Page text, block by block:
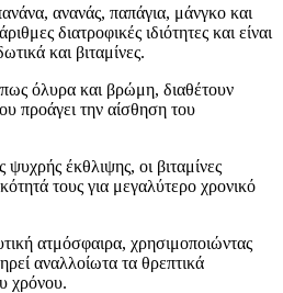
ανανάς, παπάγια, μάνγκο και
διατροφικές ιδιότητες και είναι
και βιταμίνες.
όλυρα και βρώμη, διαθέτουν
προάγει την αίσθηση του
έκθλιψης, οι βιταμίνες
τους για μεγαλύτερο χρονικό
ατμόσφαιρα, χρησιμοποιώντας
αναλλοίωτα τα θρεπτικά
χρόνου.